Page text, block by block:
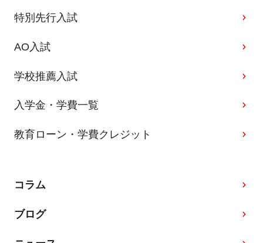
特別先行入試
AO入試
学校推薦入試
入学金・学費一覧
教育ローン・学費クレジット
コラム
ブログ